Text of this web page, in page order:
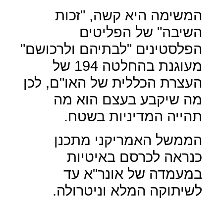
המשימה היא קשה, "זכות
השיבה" של הפליטים
הפלסטינים "לבתיהם ולרכושם"
מעוגנת בהחלטה 194 של
העצרת הכללית של האו"ם, לכן
מה שיקבע בעצם הוא מה
תהייה המדיניות בשטח.
הממשל האמריקני מתכנן
כנראה לכרסם באיטיות
במעמדה של אונר"א עד
לשיתוקה המלא וניטרולה.